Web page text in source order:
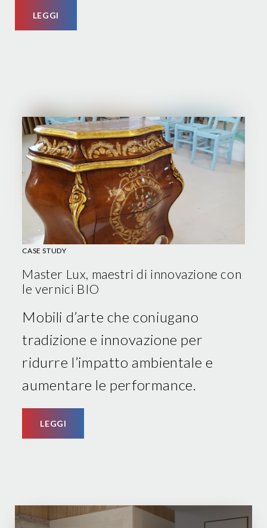
LEGGI
CASE STUDY
Master Lux, maestri di innovazione con
le vernici BIO
Mobili d’arte che coniugano
tradizione e innovazione per
ridurre l’impatto ambientale e
aumentare le performance.
LEGGI